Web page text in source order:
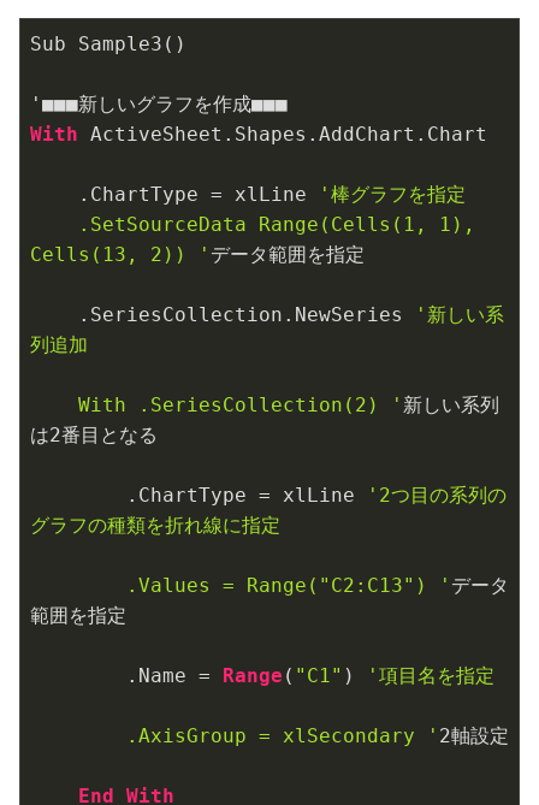
Sub Sample3()
With ActiveSheet.Shapes.AddChart.Chart
    .ChartType = xlLine
'棒グラフを指定
Cells(13, 2)) ' データ範囲を指定
    .SeriesCollection.NewSeries
'新しい系
列追加
    With .SeriesCollection(2) '
新しい系列
は2番目となる
        .ChartType = xlLine
'2つ目の系列の
グラフの種類を折れ線に指定
        .Values = Range("C2:C13") '
データ
範囲を指定
        .Name =
Range ( "C1" ) '項目名を指定
        .AxisGroup = xlSecondary '
2軸設定
End With